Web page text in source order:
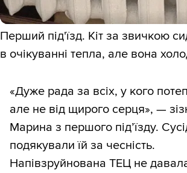
Перший під'їзд. Кіт за звичкою
в очікуванні тепла, але вона
«Дуже рада за всіх, у кого
але не від щирого серця», —
Марина з першого під’їзду.
подякували їй за чесність.
Напівзруйнована ТЕЦ не